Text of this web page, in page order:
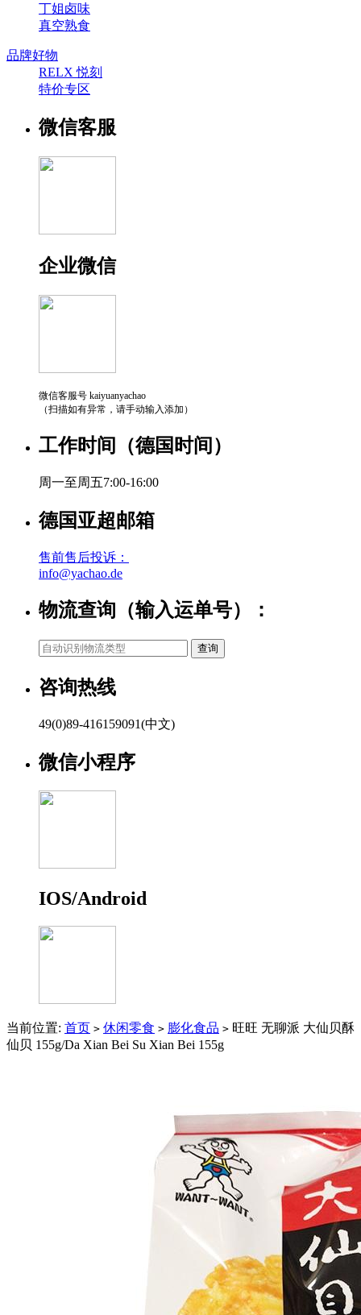
丁姐卤味
真空熟食
品牌好物
RELX 悦刻
特价专区
微信客服
企业微信
微信客服号 kaiyuanyachao
（扫描如有异常，请手动输入添加）
工作时间（德国时间）
周一至周五7:00-16:00
德国亚超邮箱
售前售后投诉：
info@yachao.de
物流查询（输入运单号）：
咨询热线
49(0)89-416159091(中文)
微信小程序
IOS/Android
当前位置: 首页 > 休闲零食 > 膨化食品 > 旺旺 无聊派 大仙贝酥
仙贝 155g/Da Xian Bei Su Xian Bei 155g